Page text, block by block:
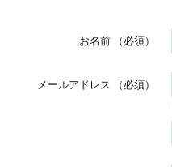
お名前 （必須）
メールアドレス （必須）